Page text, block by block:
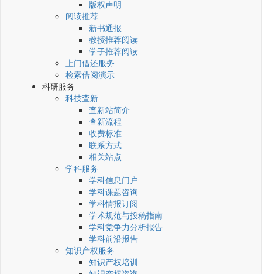
版权声明
阅读推荐
新书通报
教授推荐阅读
学子推荐阅读
上门借还服务
检索借阅演示
科研服务
科技查新
查新站简介
查新流程
收费标准
联系方式
相关站点
学科服务
学科信息门户
学科课题咨询
学科情报订阅
学术规范与投稿指南
学科竞争力分析报告
学科前沿报告
知识产权服务
知识产权培训